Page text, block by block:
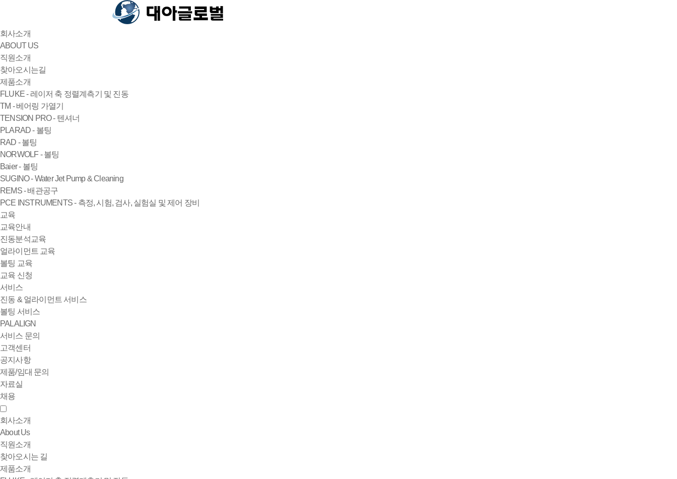
회사소개
ABOUT US
직원소개
찾아오시는길
제품소개
FLUKE - 레이저 축 정렬계측기 및 진동
TM - 베어링 가열기
TENSION PRO - 텐셔너
PLARAD - 볼팅
RAD - 볼팅
NORWOLF - 볼팅
Baier - 볼팅
SUGINO - Water Jet Pump & Cleaning
REMS - 배관공구
PCE INSTRUMENTS - 측정, 시험, 검사, 실험실 및 제어 장비
교육
교육안내
진동분석교육
얼라이먼트 교육
볼팅 교육
교육 신청
서비스
진동 & 얼라이먼트 서비스
볼팅 서비스
PALALIGN
서비스 문의
고객센터
공지사항
제품/임대 문의
자료실
채용
회사소개
About Us
직원소개
찾아오시는 길
제품소개